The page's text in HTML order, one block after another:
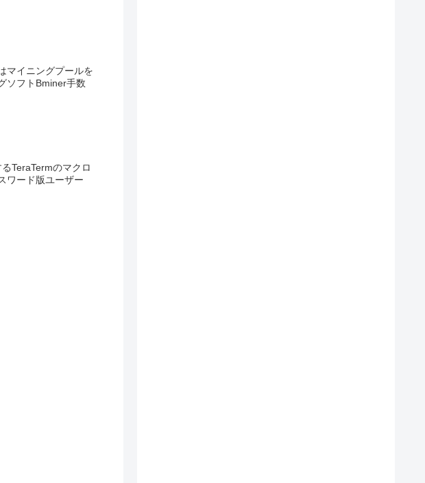
マイニングプールを
ソフトBminer手数
TeraTermのマクロ
ワード版ユーザー